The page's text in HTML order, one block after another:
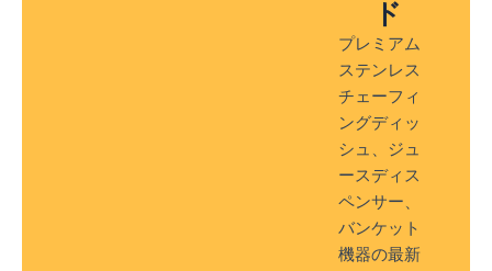
ド
プレミアム
ステンレス
チェーフィ
ングディッ
シュ、ジュ
ースディス
ペンサー、
バンケット
機器の最新